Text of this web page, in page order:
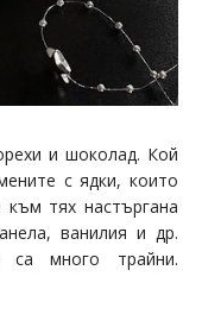
и шоколад. Кой
с ядки, които
тях настъргана
ванилия и др.
са много трайни.